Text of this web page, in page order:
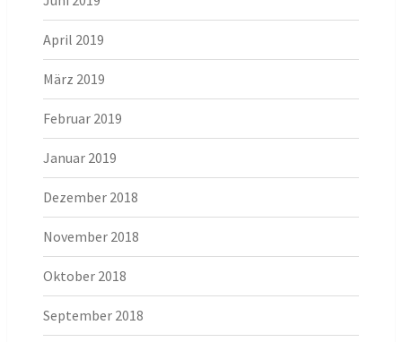
April 2019
März 2019
Februar 2019
Januar 2019
Dezember 2018
November 2018
Oktober 2018
September 2018